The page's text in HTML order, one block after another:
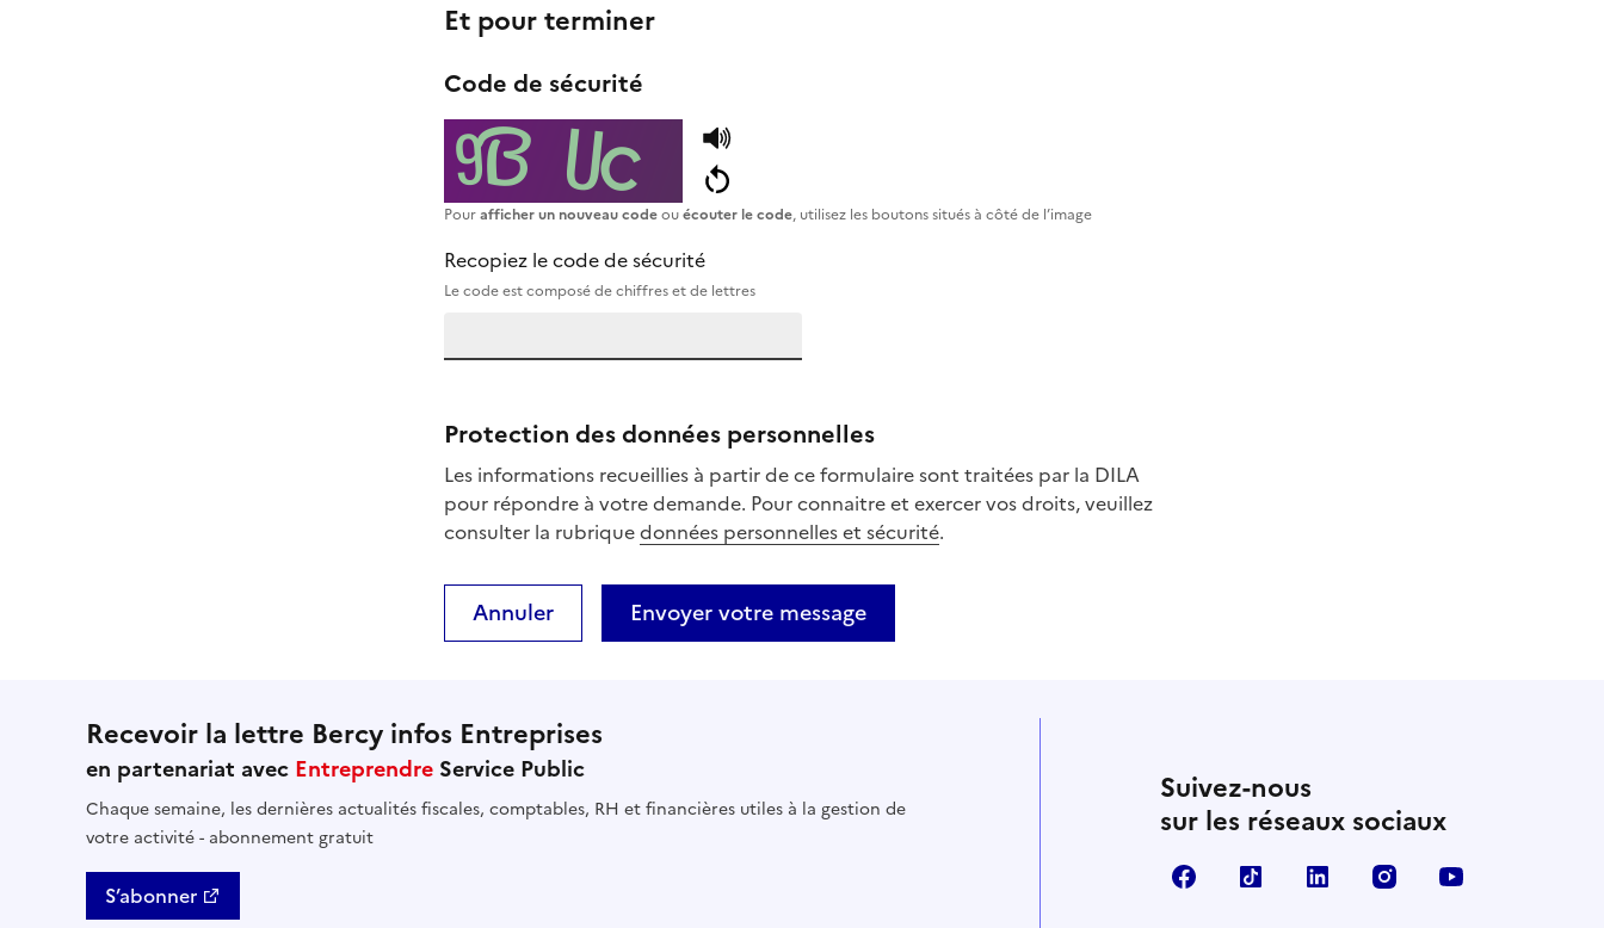
Et pour terminer
Code de sécurité
Pourafficher un nouveau codeouécouter le code , utilisez les boutons situés à côté de l’image
Recopiez le code de sécurité
Le code est composé de chiffres et de lettres
Protection des données personnelles
Les informations recueillies à partir de ce formulaire sont traitées par la DILA
pour répondre à votre demande. Pour connaitre et exercer vos droits, veuillez
consulter la rubriquedonnées personnelles et sécurité.
Annuler Envoyer votre message
Recevoir la lettre Bercy infos Entreprises
en partenariat avec Entreprendre Service Public
Chaque semaine, les dernières actualités fiscales, comptables, RH et financières utiles à la gestion de
votre activité - abonnement gratuit
S’abonner
Suivez-nous
sur les réseaux sociaux
FacebookTikTok Linkedin Instagram